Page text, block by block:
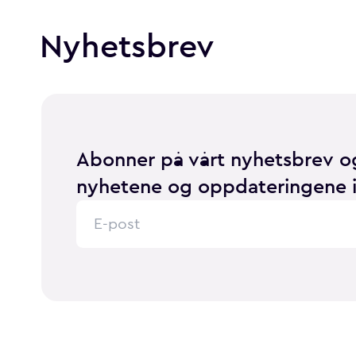
Nyhetsbrev
Abonner på vårt nyhetsbrev
nyhetene og oppdateringene